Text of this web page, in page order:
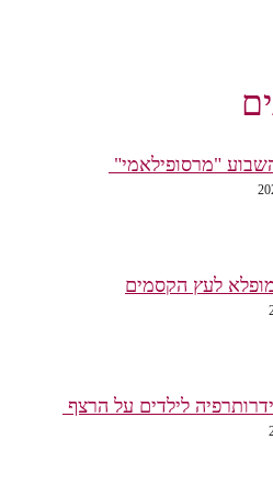
"מרסופילאמי"
לעץ הקסמים
לילדים על הרצף